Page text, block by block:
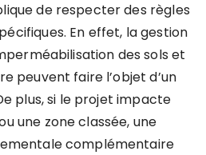
de respecter des règles
En effet, la gestion
des sols et
peuvent faire l’objet d’un
plus, si le projet impacte
une zone classée, une
complémentaire